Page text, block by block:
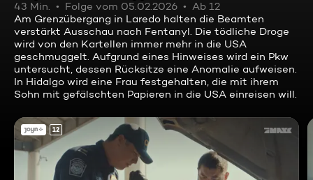
43 Min. Folge vom 05.02.2026
Ab 12
Am Grenzübergang in Laredo halten die Beamten
verstärkt Ausschau nach Fentanyl. Die tödliche Droge
wird von den Kartellen immer mehr in die USA
geschmuggelt. Aufgrund eines Hinweises wird ein Pkw
untersucht, dessen Rücksitze eine Anomalie aufweisen.
In Hidalgo wird eine Frau festgehalten, die mit ihrem
Sohn mit gefälschten Papieren in die USA einreisen will.
12